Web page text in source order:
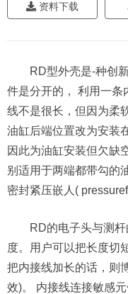
资料下载
RD型外壳是-种创
件是分开的， 利用一条
线不是很长，但因为柔
油缸后端位置改为安装
因此为油缸安装但欠缺
别适用于两端都带勾的
密封紧压嵌人(
RD的电子头与测
度。用户可以把长度切
把内接线加长的话，则
效)。 内接线连接敏感